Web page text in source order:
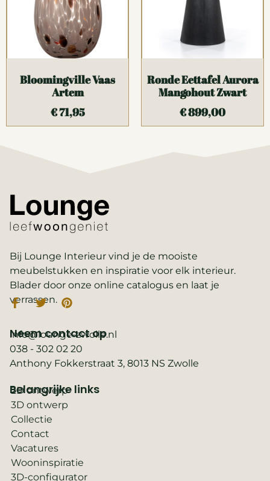
Bloomingville Vaas
Artem
€71,95
Ronde Eettafel Aurora
Mangohout Zwart
€899,00
Bij Lounge Interieur vind je de mooiste
meubelstukken en inspiratie voor elk interieur.
Blader door onze online catalogus en laat je
verrassen.
Belangrijke links
2D ontwerp
3D ontwerp
Collectie
Contact
Vacatures
Wooninspiratie
3D-configurator
Neem contact op
info@lounge-zwolle.nl
038 - 302 02 20
Anthony Fokkerstraat 3, 8013 NS Zwolle